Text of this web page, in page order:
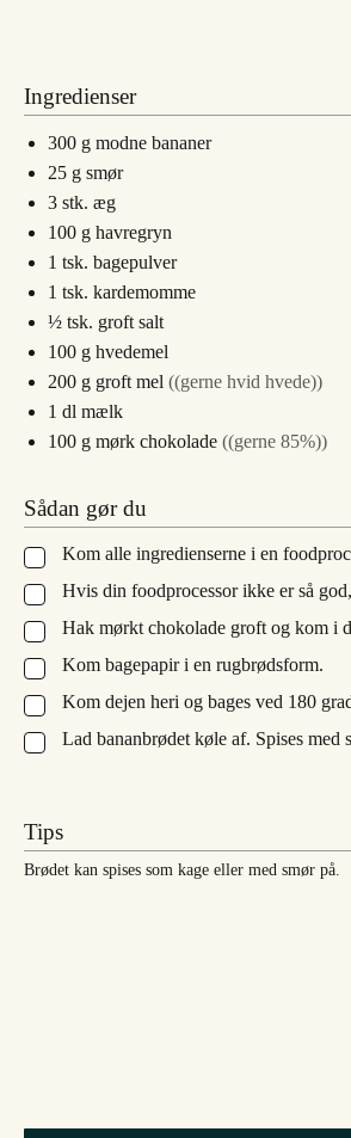
Ingredienser
300 g modne bananer
25 g smør
3 stk. æg
100 g havregryn
1 tsk. bagepulver
1 tsk. kardemomme
½ tsk. groft salt
100 g hvedemel
200 g groft mel ((gerne hvid hvede))
1 dl mælk
100 g mørk chokolade ((gerne 85%))
Sådan gør du
▢
Kom alle ingredienserne i en
▢
Hvis din foodprocessor ikke er så
▢
Hak mørkt chokolade groft og kom i
▢
Kom bagepapir i en rugbrødsform.
▢
Kom dejen heri og bages ved 180
▢
Lad bananbrødet køle af. Spises med
Tips
Brødet kan spises som kage eller med smør på.